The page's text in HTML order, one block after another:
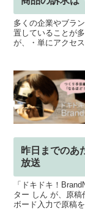
多くの企業やブラ
置していることが
が、・単にアクセ
昨日までのあ
放送
「ドキドキ！
ター しん が、原稿
ボード入力で原稿